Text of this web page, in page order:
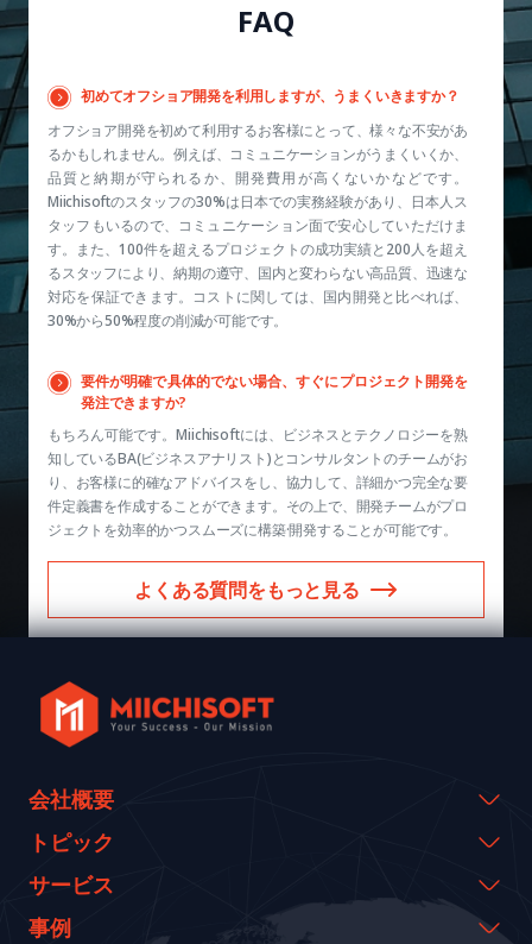
FAQ
初めてオフショア開発を利用しますが、うまくいきますか？
オフショア開発を初めて利用するお客様にとって、様々な不安があ
るかもしれません。例えば、コミュニケーションがうまくいくか、
品質と納期が守られるか、開発費用が高くないかなどです。
Miichisoftのスタッフの30%は日本での実務経験があり、日本人ス
タッフもいるので、コミュニケーション面で安心していただけま
す。また、100件を超えるプロジェクトの成功実績と200人を超え
るスタッフにより、納期の遵守、国内と変わらない高品質、迅速な
対応を保証できます。コストに関しては、国内開発と比べれば、
30%から50%程度の削減が可能です。
要件が明確で具体的でない場合、すぐにプロジェクト開発を
発注できますか?
もちろん可能です。Miichisoftには、ビジネスとテクノロジーを熟
知しているBA(ビジネスアナリスト)とコンサルタントのチームがお
り、お客様に的確なアドバイスをし、協力して、詳細かつ完全な要
件定義書を作成することができます。その上で、開発チームがプロ
ジェクトを効率的かつスムーズに構築·開発することが可能です。
よくある質問をもっと見る
会社概要
会社概要
代表のメッセージ
沿革
トピック
イベント & ウェビナー
資料室
サービス
AI CO-CREATION
事例